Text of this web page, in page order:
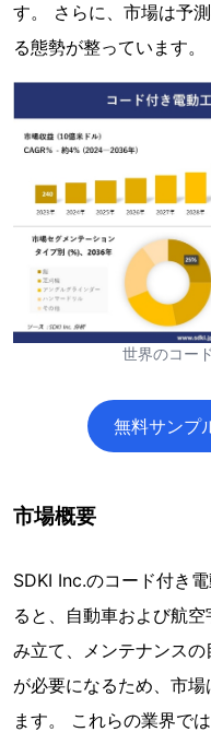
す。 さらに、市場は予
る態勢が整っています。
世界のコー
無料サンプ
市場概要
SDKI Inc.のコード付き
ると、自動車および航
み立て、メンテナンス
が必要になるため、市
ます。 これらの業界で